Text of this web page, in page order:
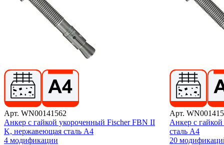
Арт. WN00141562
Анкер с гайкой укороченный Fischer FBN II
K, нержавеющая сталь А4
4 модификации
Арт.
Анкер с
сталь А4
20